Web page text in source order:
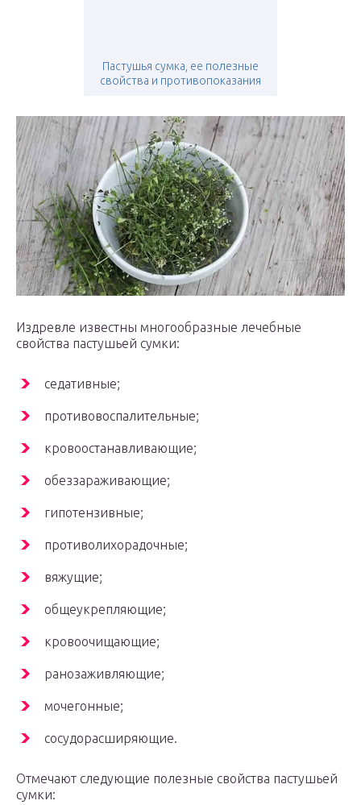
Пастушья сумка, ее полезные
свойства и противопоказания
Издревле известны многообразные лечебные
свойства пастушьей сумки:
седативные;
противовоспалительные;
кровоостанавливающие;
обеззараживающие;
гипотензивные;
противолихорадочные;
вяжущие;
общеукрепляющие;
кровоочищающие;
ранозаживляющие;
мочегонные;
сосудорасширяющие.
Отмечают следующие полезные свойства пастушьей
сумки: